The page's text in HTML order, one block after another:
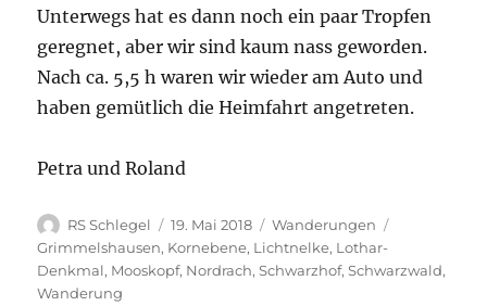
Unterwegs hat es dann noch ein paar Tropfen
geregnet, aber wir sind kaum nass geworden.
Nach ca. 5,5 h waren wir wieder am Auto und
haben gemütlich die Heimfahrt angetreten.
Petra und Roland
Autor
RS Schlegel
Veröffentlicht
am
19. Mai 2018 Kategorien
Wanderungen
Grimmelshausen, Kornebene, Lichtnelke, Lothar-
Denkmal, Mooskopf, Nordrach,Schwarzhof,Schwarzwald,
Wanderung